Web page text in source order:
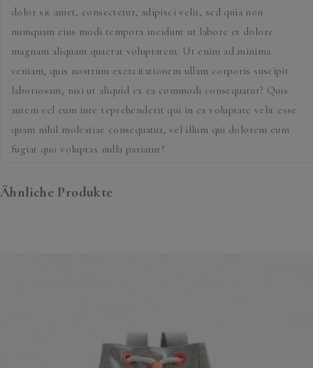
dolor sit amet, consectetur, adipisci velit, sed quia non
numquam eius modi tempora incidunt ut labore et dolore
magnam aliquam quaerat voluptatem. Ut enim ad minima
veniam, quis nostrum exercitationem ullam corporis suscipit
laboriosam, nisi ut aliquid ex ea commodi consequatur? Quis
autem vel eum iure reprehenderit qui in ea voluptate velit esse
quam nihil molestiae consequatur, vel illum qui dolorem eum
fugiat quo voluptas nulla pariatur?
Ähnliche Produkte